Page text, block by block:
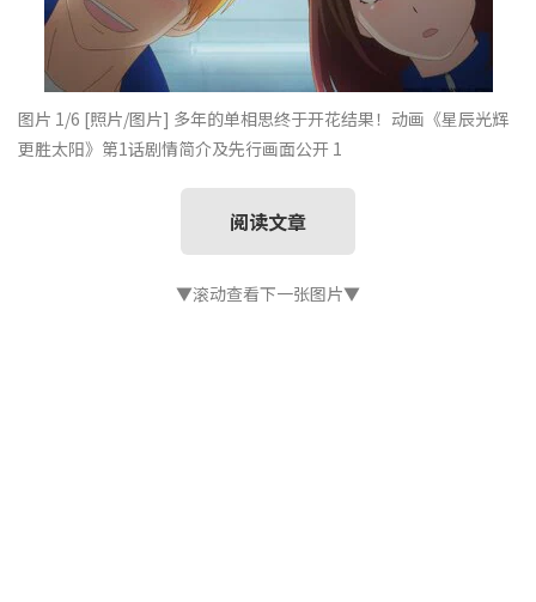
图片 1/6 [照片/图片] 多年的单相思终于开花结果！动画《星辰光辉
更胜太阳》第1话剧情简介及先行画面公开 1
阅读文章
▼滚动查看下一张图片▼